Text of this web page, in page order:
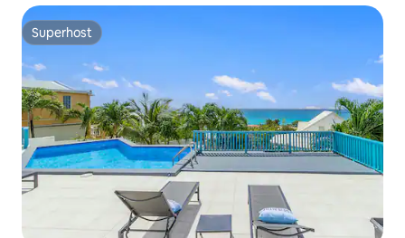
Superhost
Superhost